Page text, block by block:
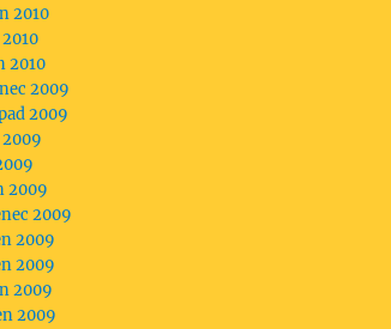
2010
2010
2009
2009
2009
2009
2009
2009
2009
2009